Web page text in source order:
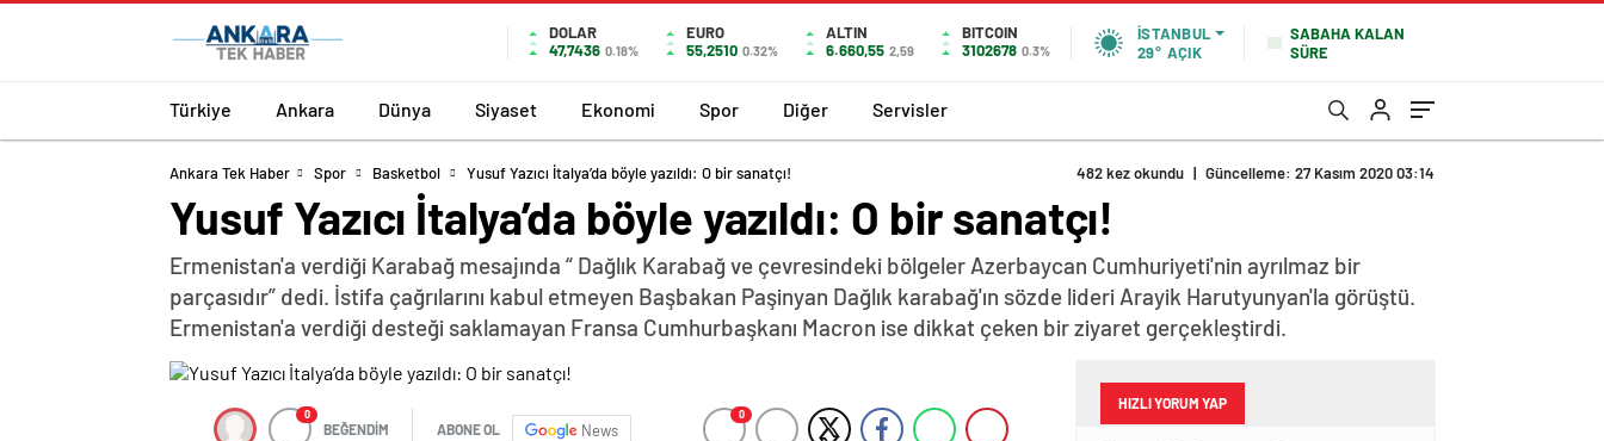
DOLAR
47,7436 0.18%
EURO
55,2510 0.32%
ALTIN
6.660,55 2,59
BITCOIN
3102678 0.3%
İSTANBUL
29° AÇIK
SABAHA KALAN
SÜRE
Türkiye Ankara Dünya Siyaset Ekonomi Spor Diğer Servisler
Ankara Tek Haber Spor Basketbol Yusuf Yazıcı İtalya’da böyle yazıldı: O bir sanatçı! 482 kez okundu | Güncelleme: 27 Kasım 2020 03:14
Yusuf Yazıcı İtalya’da böyle yazıldı: O bir sanatçı!
Ermenistan'a verdiği Karabağ mesajında “ Dağlık Karabağ ve çevresindeki bölgeler Azerbaycan Cumhuriyeti'nin ayrılmaz bir
parçasıdır” dedi. İstifa çağrılarını kabul etmeyen Başbakan Paşinyan Dağlık karabağ'ın sözde lideri Arayik Harutyunyan'la görüştü.
Ermenistan'a verdiği desteği saklamayan Fransa Cumhurbaşkanı Macron ise dikkat çeken bir ziyaret gerçekleştirdi.
0
BEĞENDİM ABONE OL News
0
HIZLI YORUM YAP